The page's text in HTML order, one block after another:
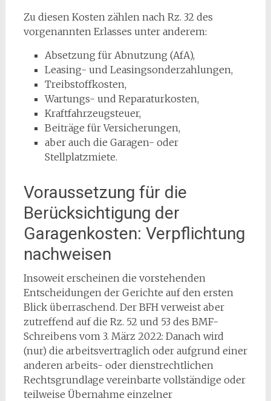
Zu diesen Kosten zählen nach Rz. 32 des
vorgenannten Erlasses unter anderem:
Absetzung für Abnutzung (AfA),
Leasing- und Leasingsonderzahlungen,
Treibstoffkosten,
Wartungs- und Reparaturkosten,
Kraftfahrzeugsteuer,
Beiträge für Versicherungen,
aber auch die Garagen- oder
Stellplatzmiete.
Voraussetzung für die
Berücksichtigung der
Garagenkosten: Verpflichtung
nachweisen
Insoweit erscheinen die vorstehenden
Entscheidungen der Gerichte auf den ersten
Blick überraschend. Der BFH verweist aber
zutreffend auf die Rz. 52 und 53 des BMF-
Schreibens vom 3. März 2022: Danach wird
(nur) die arbeitsvertraglich oder aufgrund einer
anderen arbeits- oder dienstrechtlichen
Rechtsgrundlage vereinbarte vollständige oder
teilweise Übernahme einzelner